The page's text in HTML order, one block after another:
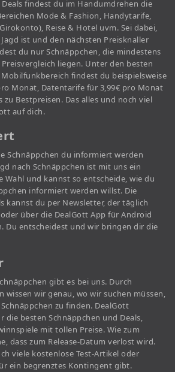
findest du im Handumdrehen die
Mode & Fashion, Handytarife,
Reise & Hotel uvm. Sei dabei,
ist und den nächsten Preisknaller
du nur Schnäppchen, die mindestens
liegen. Unter den besten
findest du beispielsweise
Monat, Datentarife für 3,99€ pro Monat
Bestpreisen. Das alles und noch viel
auf dich.
Schnäppchen du informiert werden
nach Schnäppchen ist mit uns ein
Wahl und kannst so entscheide, wie du
informiert werden willst. Die
kannst du per Newsletter, der täglich
über die DealGott App für Android
Du entscheidest und wir bringen dir die
gibt es bei uns. Durch
wissen wir genau, wo wir suchen müssen,
zu finden. DealGott
besten Schnäppchen und Deals,
mit tollen Preise. Wie zum
dass zum Release-Datum verlost wird.
viele kostenlose Test-Artikel oder
ein begrenztes Kontingent gibt.